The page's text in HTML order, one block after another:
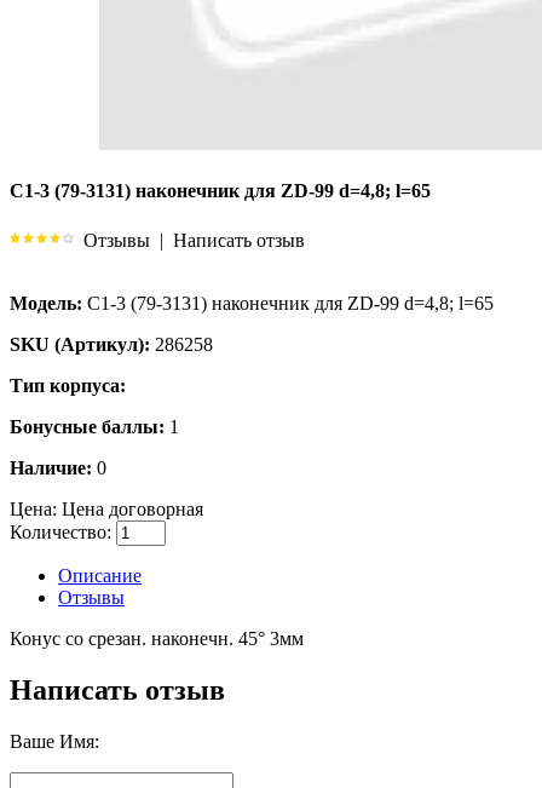
C1-3 (79-3131) наконечник для ZD-99 d=4,8; l=65
Отзывы | Написать отзыв
Модель: C1-3 (79-3131) наконечник для ZD-99 d=4,8; l=65
SKU (Артикул): 286258
Тип корпуса:
Бонусные баллы: 1
Наличие: 0
Цена: Цена договорная
Количество:
Описание
Отзывы
Конус со срезан. наконечн. 45° 3мм
Написать отзыв
Ваше Имя: